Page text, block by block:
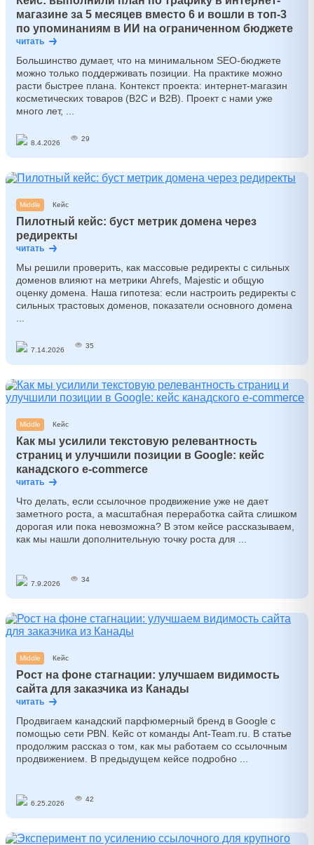
магазине за 5 месяцев вместо 6 и вошли в топ-3
по упоминаниям в ИИ на ограниченном бюджете
читать
Большинство думает, что на минимальном SEO-бюджете
можно только поддерживать позиции. На практике можно
расти быстрее плана. Контекст проекта: интернет-магазин
косметических товаров (B2C и B2B). Проект с нами уже
много лет, ...
8.4.2026
29
Middle Кейс
Пилотный кейс: буст метрик домена через
редиректы
читать
Мы решили проверить, как массовые редиректы с сильных
доменов влияют на метрики Ahrefs, Majestic и общую
оценку домена. Наша гипотеза: если настроить редиректы с
сильных трастовых доменов, показатели основного домена
7.14.2026
35
Middle Кейс
Как мы усилили текстовую релевантность
страниц и улучшили позиции в Google: кейс
канадского e-commerce
читать
Что делать, если ссылочное продвижение уже не дает
заметного роста, а масштабная переработка сайта слишком
дорогая или пока невозможна? В этом кейсе рассказываем,
как мы нашли дополнительную точку роста для ...
7.9.2026
34
Middle Кейс
Рост на фоне стагнации: улучшаем видимость
сайта для заказчика из Канады
читать
Продвигаем канадский парфюмерный бренд в Google c
помощью сети PBN. Кейс от команды Ant-Team.ru. В статье
продолжим рассказ о том, как мы работаем со ссылочным
продвижением. В предыдущем кейсе подробно ...
6.25.2026
42